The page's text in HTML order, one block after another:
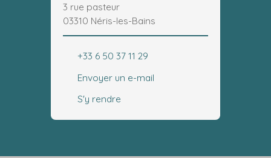
3 rue pasteur
03310 Néris-les-Bains
+33 6 50 37 11 29
Envoyer un e-mail
S'y rendre